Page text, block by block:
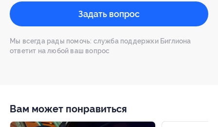
Задать вопрос
Мы всегда рады помочь: служба поддержки Биглиона
ответит на любой ваш вопрос
Вам может понравиться